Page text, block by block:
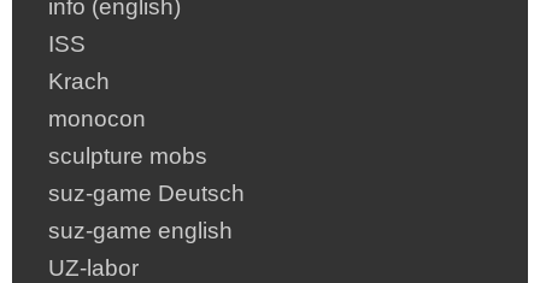
info (english)
ISS
Krach
monocon
sculpture mobs
suz-game Deutsch
suz-game english
UZ-labor